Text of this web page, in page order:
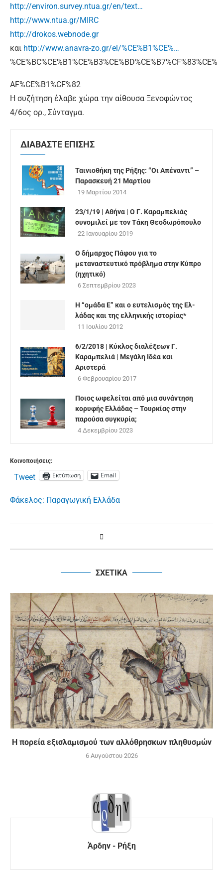
http://environ.survey.ntua.gr/en/text…
http://www.ntua.gr/MIRC
http://drokos.webnode.gr
και http://www.anavra-zo.gr/el/%CE%B1%CE%…
%CE%BC%CE%B1%CE%B3%CE%BD%CE%B7%CF%83%CE%
­AF%CE%B1%CF%82
Η συζήτηση έλαβε χώρα την αίθουσα Ξενοφώντος
4/6ος ορ., Σύνταγμα.
ΔΙΑΒΑΣΤΕ ΕΠΙΣΗΣ
Ταινιοθήκη της Ρήξης: “Οι Απέναντι” –
Παρασκευή 21 Μαρτίου
19 Μαρτίου 2014
23/1/19 | Αθήνα | Ο Γ. Καραμπελιάς
συνομιλεί με τον Τάκη Θεοδωρόπουλο
22 Ιανουαρίου 2019
Ο δήμαρχος Πάφου για το
μεταναστευτικό πρόβλημα στην Κύπρο
(ηχητικό)
6 Σεπτεμβρίου 2023
H “ομά­δα Ε” και ο ευ­τε­λι­σμός της Ελ­
λά­δας και της ελ­λη­νι­κής ιστο­ρί­ας*
11 Ιουλίου 2012
6/2/2018 | Κύκλος διαλέξεων Γ.
Καραμπελιά | Μεγάλη Ιδέα και
Αριστερά
6 Φεβρουαρίου 2017
Ποιος ωφελείται από μια συνάντηση
κορυφής Ελλάδας – Τουρκίας στην
παρούσα συγκυρία;
4 Δεκεμβρίου 2023
Κοινοποιήσεις:
Tweet Εκτύπωση Email
Φάκελος: Παραγωγική Ελλάδα
ΣΧΕΤΙΚΑ
Η πορεία εξισλαμισμού των αλλόθρησκων πληθυσμών
6 Αυγούστου 2026
Άρδην - Ρήξη